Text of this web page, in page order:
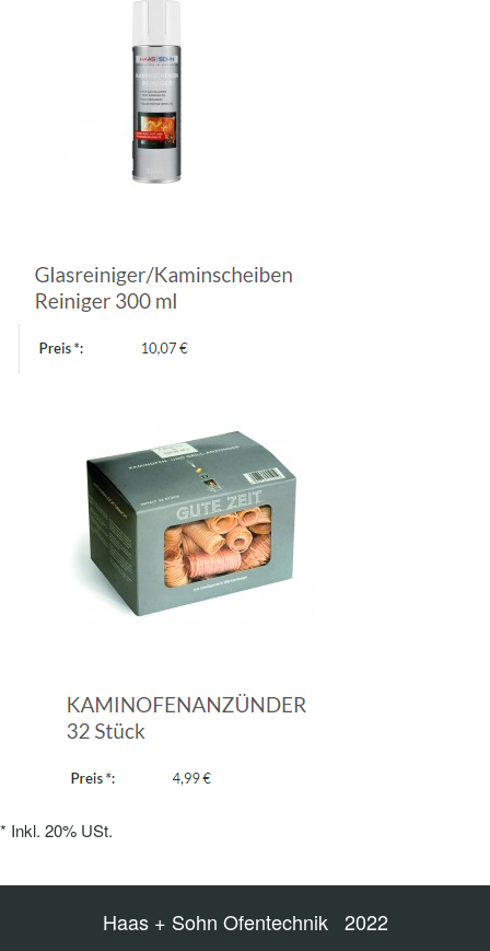
* Inkl. 20% USt.
Haas + Sohn Ofentechnik 2022